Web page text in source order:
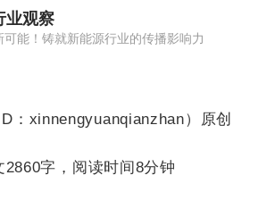
业观察
可能！铸就新能源行业的传播影响力
：xinnengyuanqianzhan）原创
2860字，阅读时间8分钟